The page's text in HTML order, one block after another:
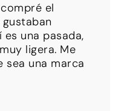
el
una pasada,
ligera. Me
sea una marca